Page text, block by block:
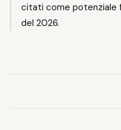
citati come potenziale
del 2026.